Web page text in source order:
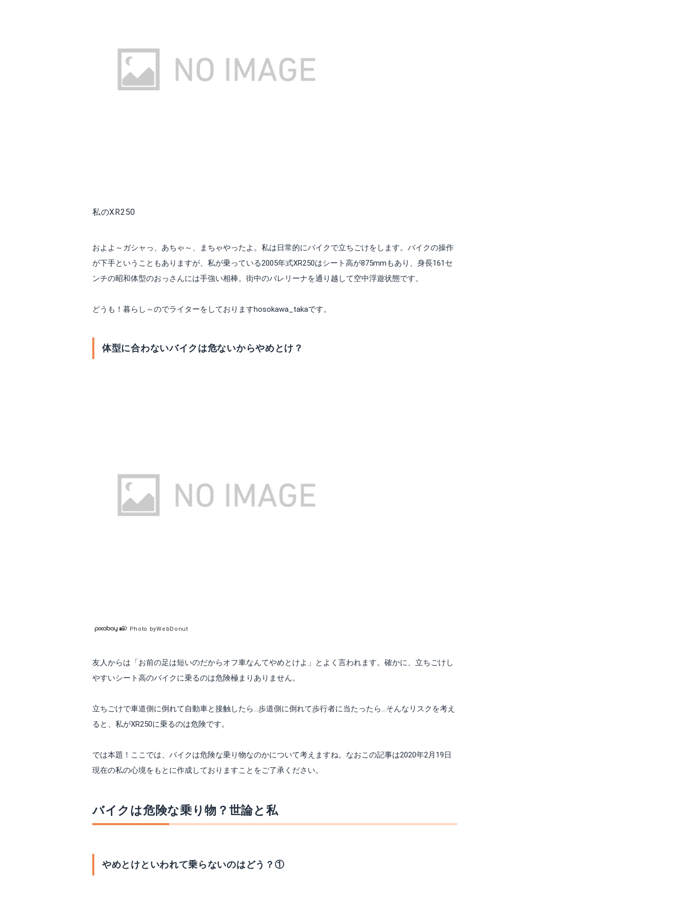
私のXR250
およよ～ガシャっ、あちゃ～、まちゃやったよ。私は日常的にバイクで立ちごけをします。バイクの操作
が下手ということもありますが、私が乗っている2005年式XR250はシート高が875mmもあり、身長161セ
ンチの昭和体型のおっさんには手強い相棒。街中のバレリーナを通り越して空中浮遊状態です。
どうも！暮らし～のでライターをしておりますhosokawa_takaです。
体型に合わないバイクは危ないからやめとけ？
Photo byWebDonut
友人からは「お前の足は短いのだからオフ車なんてやめとけよ」とよく言われます。確かに、立ちごけし
やすいシート高のバイクに乗るのは危険極まりありません。
立ちごけで車道側に倒れて自動車と接触したら…歩道側に倒れて歩行者に当たったら…そんなリスクを考え
ると、私がXR250に乗るのは危険です。
では本題！ここでは、バイクは危険な乗り物なのかについて考えますね。なおこの記事は2020年2月19日
現在の私の心境をもとに作成しておりますことをご了承ください。
バイクは危険な乗り物？世論と私
やめとけといわれて乗らないのはどう？①